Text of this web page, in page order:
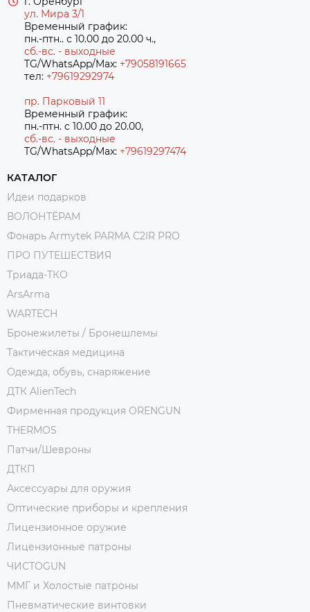
ул. Мира 3/1
Временный график:
пн.-птн.. с 10.00 до 20.00 ч.,
сб.-вс. - выходные
TG/WhatsApp/Max: +79058191665
тел: +79619292974
пр. Парковый 11
Временный график:
пн.-птн. с 10.00 до 20.00,
сб.-вс. - выходные
TG/WhatsApp/Max: +79619297474
КАТАЛОГ
Идеи подарков
ВОЛОНТЁРАМ
Фонарь Armytek PARMA C2IR PRO
ПРО ПУТЕШЕСТВИЯ
Триада-ТКО
ArsArma
WARTECH
Бронежилеты / Бронешлемы
Тактическая медицина
Одежда, обувь, снаряжение
ДТК AlienTech
Фирменная продукция ORENGUN
THERMOS
Патчи/Шевроны
ДТКП
Аксессуары для оружия
Оптические приборы и крепления
Лицензионное оружие
Лицензионные патроны
ЧИСТОGUN
ММГ и Холостые патроны
Пневматические винтовки